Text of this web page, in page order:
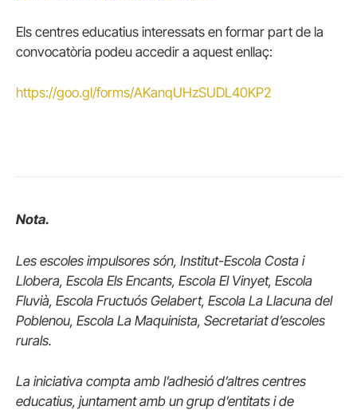
Els centres educatius interessats en formar part de la
convocatòria podeu accedir a aquest enllaç:
https://goo.gl/forms/AKanqUHzSUDL40KP2
Nota.
Les escoles impulsores són, Institut-Escola Costa i
Llobera, Escola Els Encants, Escola El Vinyet, Escola
Fluvià, Escola Fructuós Gelabert, Escola La Llacuna del
Poblenou, Escola La Maquinista, Secretariat d’escoles
rurals.
La iniciativa compta amb l’adhesió d’altres centres
educatius, juntament amb un grup d’entitats i de